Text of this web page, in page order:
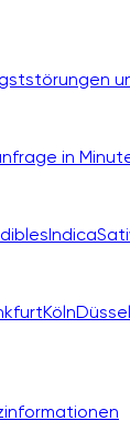
in
Indica
Köln